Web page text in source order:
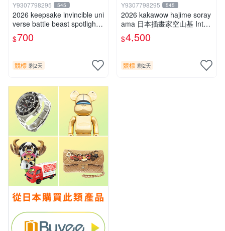
Y9307798295 545
2026 keepsake invincible uni
verse battle beast spotlight
戰鬥野獸簽名盒卡
$700
競標 剩2天
Y9307798295 545
2026 kakawow hajime soray
ama 日本插畫家空山基 Inter
national國際版官方收藏簽名
盒卡
$4,500
競標 剩2天